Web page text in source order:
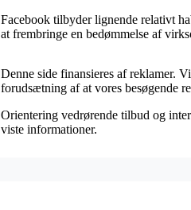
Facebook tilbyder lignende relativt
at frembringe en bedømmelse af
Denne side finansieres af reklamer.
forudsætning af at vores besøgende
Orientering vedrørende tilbud og
viste informationer.